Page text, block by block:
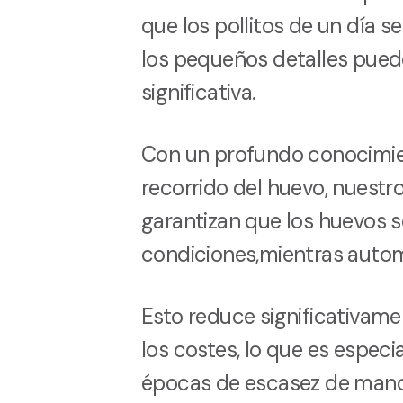
que los pollitos de un día
los pequeños detalles
significativa.
Con un profundo
recorrido del huevo,
garantizan que los huevos
condiciones,mientras
Esto reduce
los costes, lo que es
épocas de escasez de